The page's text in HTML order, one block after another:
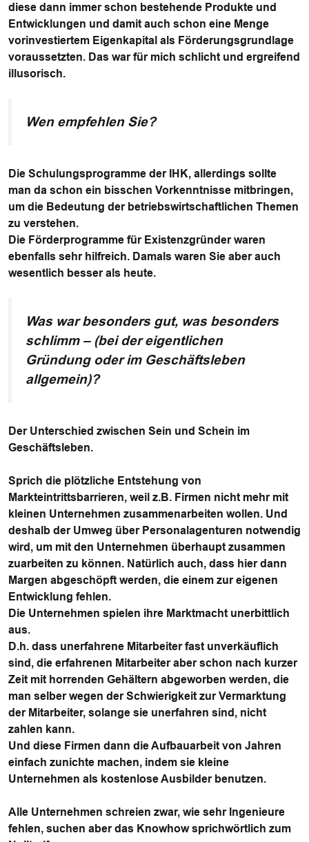
diese dann immer schon bestehende Produkte und
Entwicklungen und damit auch schon eine Menge
vorinvestiertem Eigenkapital als Förderungsgrundlage
voraussetzten. Das war für mich schlicht und ergreifend
illusorisch.
Wen empfehlen Sie?
Die Schulungsprogramme der IHK, allerdings sollte
man da schon ein bisschen Vorkenntnisse mitbringen,
um die Bedeutung der betriebswirtschaftlichen Themen
zu verstehen.
Die Förderprogramme für Existenzgründer waren
ebenfalls sehr hilfreich. Damals waren Sie aber auch
wesentlich besser als heute.
Was war besonders gut, was besonders
schlimm – (bei der eigentlichen
Gründung oder im Geschäftsleben
allgemein)?
Der Unterschied zwischen Sein und Schein im
Geschäftsleben.
Sprich die plötzliche Entstehung von
Markteintrittsbarrieren, weil z.B. Firmen nicht mehr mit
kleinen Unternehmen zusammenarbeiten wollen. Und
deshalb der Umweg über Personalagenturen notwendig
wird, um mit den Unternehmen überhaupt zusammen
zuarbeiten zu können. Natürlich auch, dass hier dann
Margen abgeschöpft werden, die einem zur eigenen
Entwicklung fehlen.
Die Unternehmen spielen ihre Marktmacht unerbittlich
aus.
D.h. dass unerfahrene Mitarbeiter fast unverkäuflich
sind, die erfahrenen Mitarbeiter aber schon nach kurzer
Zeit mit horrenden Gehältern abgeworben werden, die
man selber wegen der Schwierigkeit zur Vermarktung
der Mitarbeiter, solange sie unerfahren sind, nicht
zahlen kann.
Und diese Firmen dann die Aufbauarbeit von Jahren
einfach zunichte machen, indem sie kleine
Unternehmen als kostenlose Ausbilder benutzen.
Alle Unternehmen schreien zwar, wie sehr Ingenieure
fehlen, suchen aber das Knowhow sprichwörtlich zum